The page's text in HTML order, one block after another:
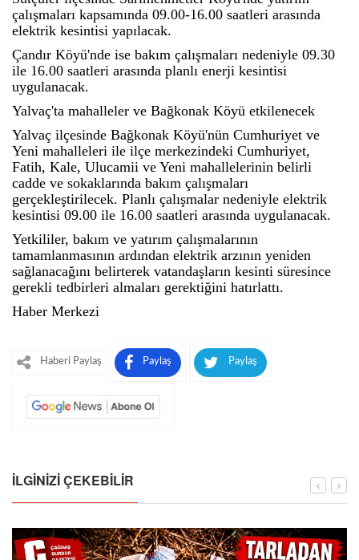
çalışmaları kapsamında 09.00-16.00 saatleri arasında
elektrik kesintisi yapılacak.
Çandır Köyü'nde ise bakım çalışmaları nedeniyle 09.30
ile 16.00 saatleri arasında planlı enerji kesintisi
uygulanacak.
Yalvaç'ta mahalleler ve Bağkonak Köyü etkilenecek
Yalvaç ilçesinde Bağkonak Köyü'nün Cumhuriyet ve
Yeni mahalleleri ile ilçe merkezindeki Cumhuriyet,
Fatih, Kale, Ulucamii ve Yeni mahallelerinin belirli
cadde ve sokaklarında bakım çalışmaları
gerçekleştirilecek. Planlı çalışmalar nedeniyle elektrik
kesintisi 09.00 ile 16.00 saatleri arasında uygulanacak.
Yetkililer, bakım ve yatırım çalışmalarının
tamamlanmasının ardından elektrik arzının yeniden
sağlanacağını belirterek vatandaşların kesinti süresince
gerekli tedbirleri almaları gerektiğini hatırlattı.
Haber Merkezi
Haberi Paylaş Paylaş Paylaş
İLGINIZI ÇEKEBILIR